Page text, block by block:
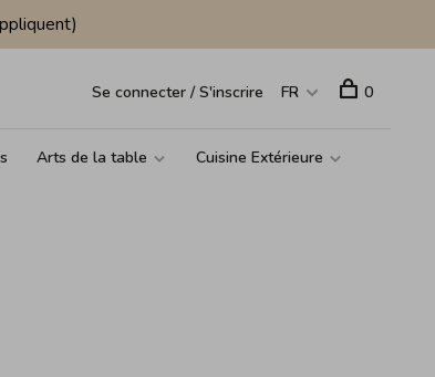
Arts de la table
Cuisine Extérieure
Se connecter / S'inscrire FR 0